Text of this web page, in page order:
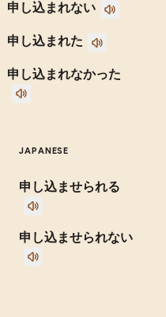
申し込まれない
申し込まれた
申し込まれなかった
JAPANESE
申し込ませられる
申し込ませられない